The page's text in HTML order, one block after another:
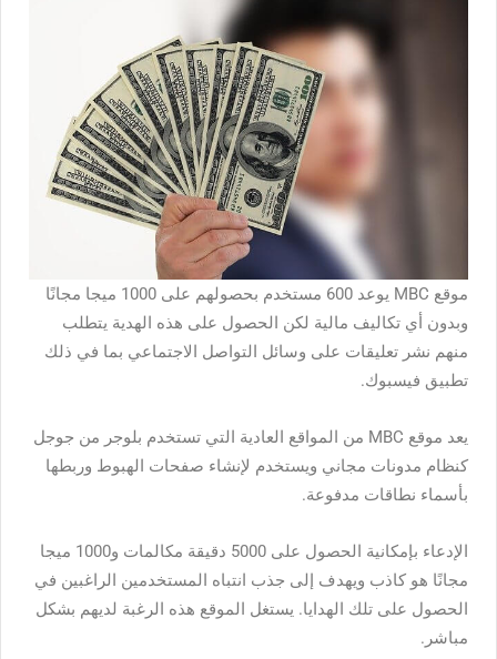
موقع MBC يوعد 600 مستخدم بحصولهم على 1000 ميجا مجانًا
وبدون أي تكاليف مالية لكن الحصول على هذه الهدية يتطلب
منهم نشر تعليقات على وسائل التواصل الاجتماعي بما في ذلك
تطبيق فيسبوك.
يعد موقع MBC من المواقع العادية التي تستخدم بلوجر من جوجل
كنظام مدونات مجاني ويستخدم لإنشاء صفحات الهبوط وربطها
بأسماء نطاقات مدفوعة.
الإدعاء بإمكانية الحصول على 5000 دقيقة مكالمات و1000 ميجا
مجانًا هو كاذب ويهدف إلى جذب انتباه المستخدمين الراغبين في
الحصول على تلك الهدايا. يستغل الموقع هذه الرغبة لديهم بشكل
مباشر.